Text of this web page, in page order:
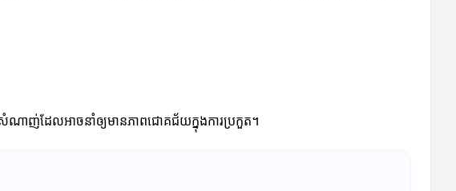
សំណាញ់ដែលអាចនាំឲ្យមានភាពជោគជ័យក្នុងការប្រកួត។